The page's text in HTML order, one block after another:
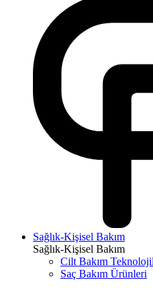
Sağlık-Kişisel Bakım
Sağlık-Kişisel Bakım
Cilt Bakım
Saç Bakım Ürünleri